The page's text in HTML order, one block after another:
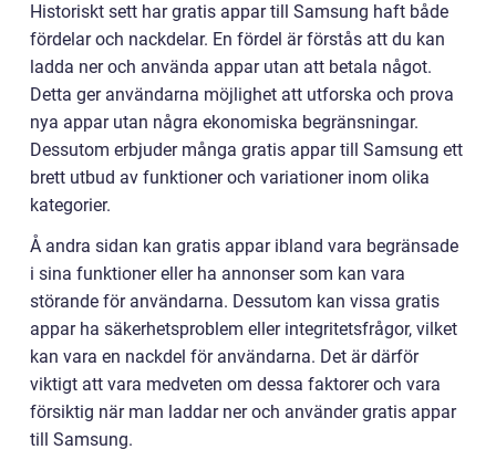
Historiskt sett har gratis appar till Samsung haft både
fördelar och nackdelar. En fördel är förstås att du kan
ladda ner och använda appar utan att betala något.
Detta ger användarna möjlighet att utforska och prova
nya appar utan några ekonomiska begränsningar.
Dessutom erbjuder många gratis appar till Samsung ett
brett utbud av funktioner och variationer inom olika
kategorier.
Å andra sidan kan gratis appar ibland vara begränsade
i sina funktioner eller ha annonser som kan vara
störande för användarna. Dessutom kan vissa gratis
appar ha säkerhetsproblem eller integritetsfrågor, vilket
kan vara en nackdel för användarna. Det är därför
viktigt att vara medveten om dessa faktorer och vara
försiktig när man laddar ner och använder gratis appar
till Samsung.